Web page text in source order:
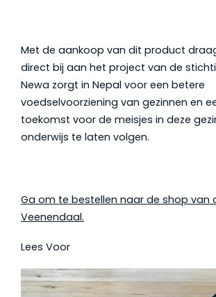
Met de aankoop van dit product
direct bij aan het project van de
Newa zorgt in Nepal voor een betere
voedselvoorziening van gezinnen en
toekomst voor de meisjes in deze
onderwijs te laten volgen.
Ga om te bestellen naar de shop van
Veenendaal.
Lees Voor